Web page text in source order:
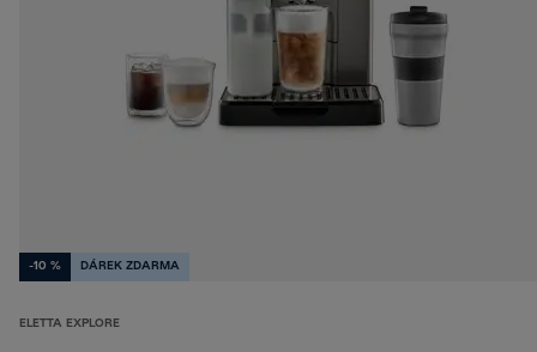
-10 % DÁREK ZDARMA
ELETTA EXPLORE